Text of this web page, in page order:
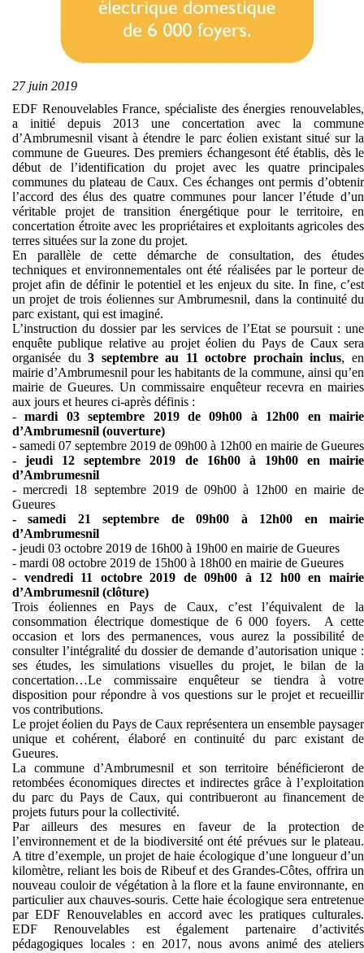
27 juin 2019
EDF Renouvelables France, spécialiste des énergies renouvelables,
a initié depuis 2013 une concertation avec la commune
d’Ambrumesnil visant à étendre le parc éolien existant situé sur la
commune de Gueures. Des premiers échangesont été établis, dès le
début de l’identification du projet avec les quatre principales
communes du plateau de Caux. Ces échanges ont permis d’obtenir
l’accord des élus des quatre communes pour lancer l’étude d’un
véritable projet de transition énergétique pour le territoire, en
concertation étroite avec les propriétaires et exploitants agricoles des
terres situées sur la zone du projet.
En parallèle de cette démarche de consultation, des études
techniques et environnementales ont été réalisées par le porteur de
projet afin de définir le potentiel et les enjeux du site. In fine, c’est
un projet de trois éoliennes sur Ambrumesnil, dans la continuité du
parc existant, qui est imaginé.
L’instruction du dossier par les services de l’Etat se poursuit : une
enquête publique relative au projet éolien du Pays de Caux sera
organisée du3 septembre au 11 octobre prochain inclus, en
mairie d’Ambrumesnil pour les habitants de la commune, ainsi qu’en
mairie de Gueures. Un commissaire enquêteur recevra en mairies
aux jours et heures ci-après définis :
- mardi 03 septembre 2019 de 09h00 à 12h00 en mairie
d’Ambrumesnil (ouverture)
- samedi 07 septembre 2019 de 09h00 à 12h00 en mairie de Gueures
- jeudi 12 septembre 2019 de 16h00 à 19h00 en mairie
d’Ambrumesnil
- mercredi 18 septembre 2019 de 09h00 à 12h00 en mairie de
Gueures
- samedi 21 septembre de 09h00 à 12h00 en mairie
d’Ambrumesnil
- jeudi 03 octobre 2019 de 16h00 à 19h00 en mairie de Gueures
- mardi 08 octobre 2019 de 15h00 à 18h00 en mairie de Gueures
- vendredi 11 octobre 2019 de 09h00 à 12 h00 en mairie
d’Ambrumesnil (clôture)
Trois éoliennes en Pays de Caux, c’est l’équivalent de la
consommation électrique domestique de 6 000 foyers. A cette
occasion et lors des permanences, vous aurez la possibilité de
consulter l’intégralité du dossier de demande d’autorisation unique :
ses études, les simulations visuelles du projet, le bilan de la
concertation…Le commissaire enquêteur se tiendra à votre
disposition pour répondre à vos questions sur le projet et recueillir
vos contributions.
Le projet éolien du Pays de Caux représentera un ensemble paysager
unique et cohérent, élaboré en continuité du parc existant de
Gueures.
La commune d’Ambrumesnil et son territoire bénéficieront de
retombées économiques directes et indirectes grâce à l’exploitation
du parc du Pays de Caux, qui contribueront au financement de
projets futurs pour la collectivité.
Par ailleurs des mesures en faveur de la protection de
l’environnement et de la biodiversité ont été prévues sur le plateau.
A titre d’exemple, un projet de haie écologique d’une longueur d’un
kilomètre, reliant les bois de Ribeuf et des Grandes-Côtes, offrira un
nouveau couloir de végétation à la flore et la faune environnante, en
particulier aux chauves-souris. Cette haie écologique sera entretenue
par EDF Renouvelables en accord avec les pratiques culturales.
EDF Renouvelables est également partenaire d’activités
pédagogiques locales : en 2017, nous avons animé des ateliers